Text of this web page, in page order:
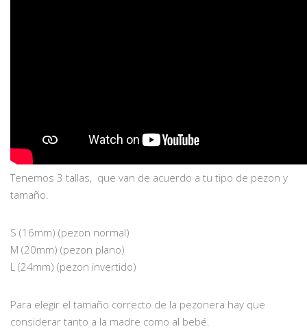
Tenemos 3 tallas, que van de acuerdo a tu tipo de pezon y
tamaño.
S (16mm) (pezon normal)
M (20mm) (pezon plano)
L (24mm) (pezon invertido)
Para elegir el tamaño correcto de la pezonera hay que
considerar tanto a la madre como al bebé.